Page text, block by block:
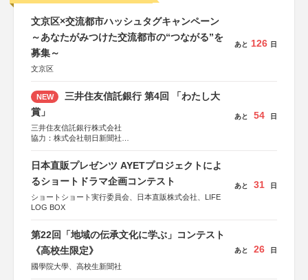
文京区×交流都市ハッシュタグキャンペーン
～あなたがみつけた交流都市の“つながる”を
募集～
文京区
あと 126 日
NEW
三井住友信託銀行 第4回 「わたし大
賞」
三井住友信託銀行株式会社
協力：株式会社朝日新聞社
あと 54 日
日本直販プレゼンツ AYETプロジェクトによ
るショートドラマ企画コンテスト
ショートショート実行委員会、日本直販株式会社、LIFE
LOG BOX
あと 31 日
第22回「地域の伝承文化に学ぶ」コンテスト
《高校生限定》
國學院大學、高校生新聞社
あと 26 日